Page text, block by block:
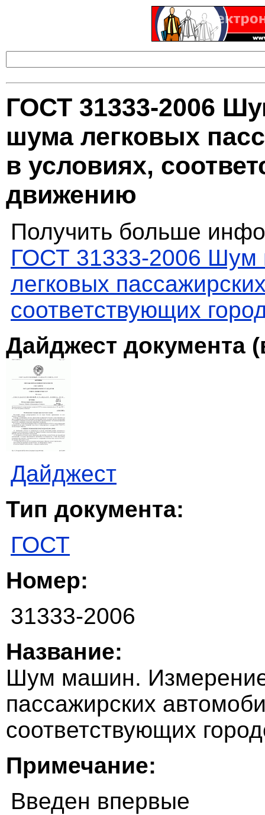
ГОСТ 31333-2006
шума легковых
в условиях,
движению
Получить больше
ГОСТ 31333-2006
легковых
соответствующих
Дайджест документа
Дайджест
Тип документа:
ГОСТ
Номер:
31333-2006
Название:
Шум машин.
пассажирских
соответствующих
Примечание:
Введен впервые